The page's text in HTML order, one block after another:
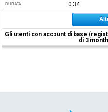
DURATA 0:34
Gli utenti con account di base
di 3